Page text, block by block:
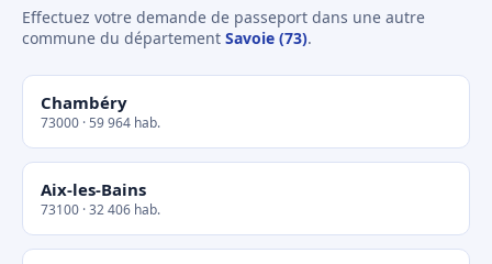
Effectuez votre demande de passeport dans une autre
commune du département Savoie (73).
Chambéry
73000 · 59 964 hab.
Aix-les-Bains
73100 · 32 406 hab.